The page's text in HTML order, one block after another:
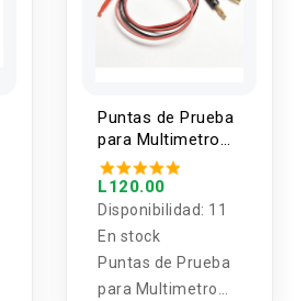
Puntas de Prueba
para Multimetro
Tipo Banana
L120.00
Disponibilidad: 11
En stock
Puntas de Prueba
para Multimetro